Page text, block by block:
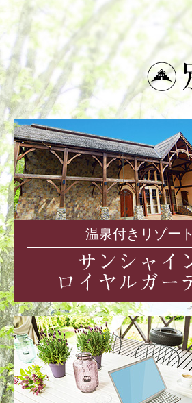
温泉付きリゾート